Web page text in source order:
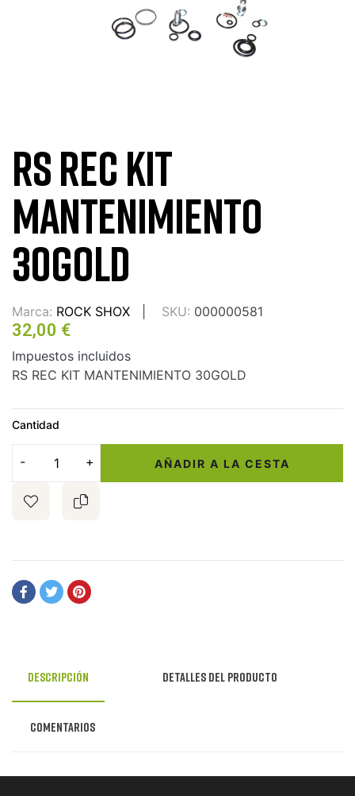
RS REC KIT
MANTENIMIENTO
30GOLD
Marca: ROCK SHOX SKU: 000000581
32,00 €
Impuestos incluidos
RS REC KIT MANTENIMIENTO 30GOLD
Cantidad
AÑADIR A LA CESTA
Descripción Detalles del producto
Comentarios